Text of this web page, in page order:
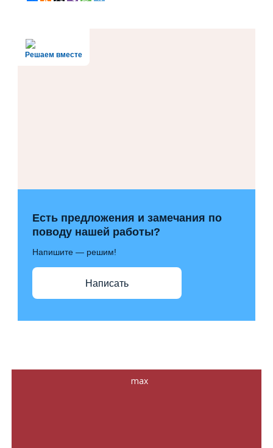
Решаем вместе
Есть предложения и замечания по
поводу нашей работы?
Напишите — решим!
Написать
max